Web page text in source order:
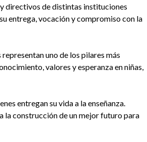
directivos de distintas instituciones
entrega, vocación y compromiso con la
uno de los pilares más
valores y esperanza en niñas,
entregan su vida a la enseñanza.
construcción de un mejor futuro para